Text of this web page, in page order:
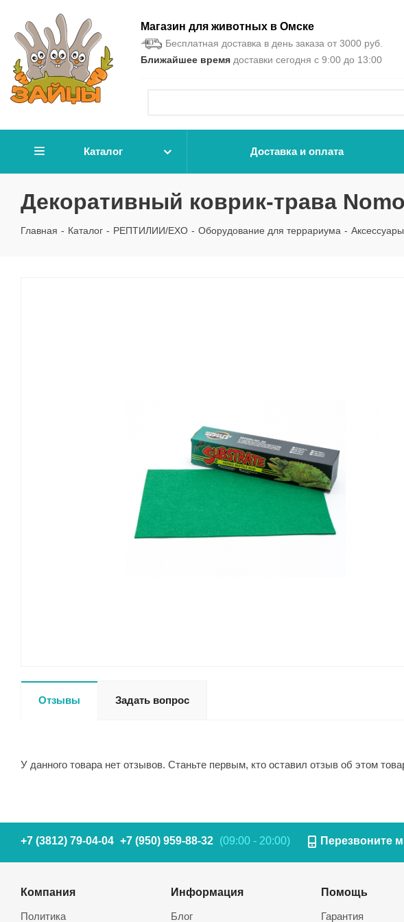
Магазин для животных в Омске
Бесплатная доставка в день заказа от 3000 руб.
Ближайшее время доставки сегодня с 9:00 до 13:00
Каталог Доставка и оплата
Декоративный коврик-трава
Главная - Каталог - РЕПТИЛИИ/EXO - Оборудование для террариума -
Отзывы Задать вопрос
У данного товара нет отзывов. Станьте первым, кто оставил отзыв об этом
+7 (3812) 79-04-04 +7 (950) 959-88-32 (09:00 - 20:00) Перезвоните
Компания
Политика
Информация
Блог
Помощь
Гарантия